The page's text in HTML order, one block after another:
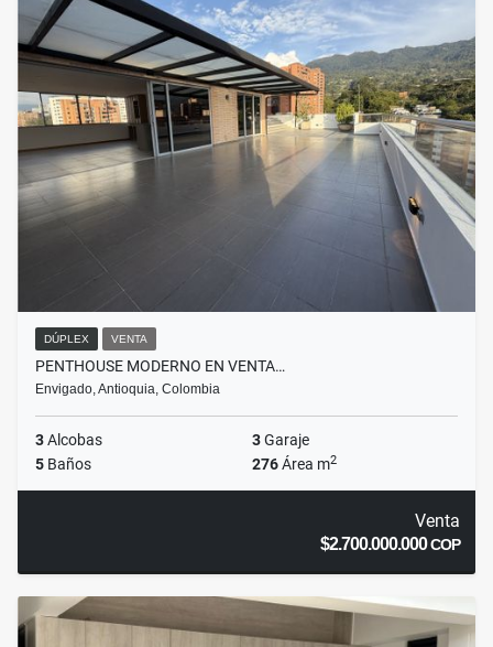
DÚPLEX VENTA
PENTHOUSE MODERNO EN VENTA…
Envigado, Antioquia, Colombia
3Alcobas 3Garaje
5 Baños 276Área m2
Venta
$2.700.000.000COP